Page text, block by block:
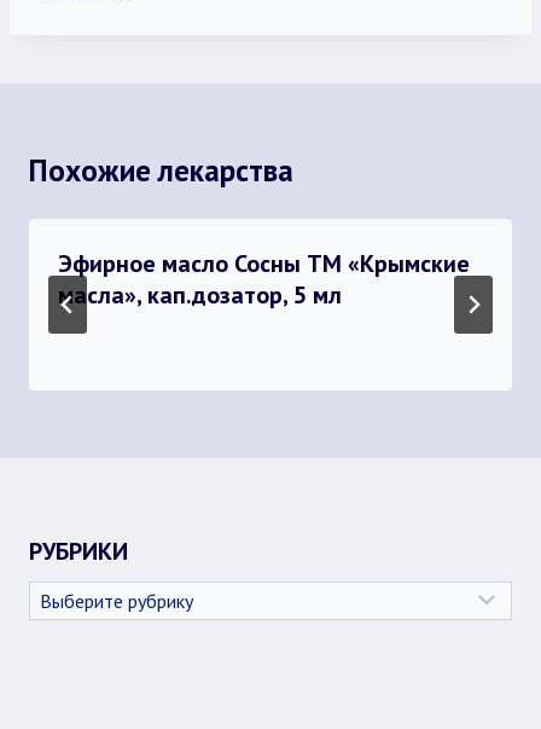
Похожие лекарства
Эфирное масло Сосны ТМ «Крымские
масла», кап.дозатор, 5 мл
РУБРИКИ
Рубрики